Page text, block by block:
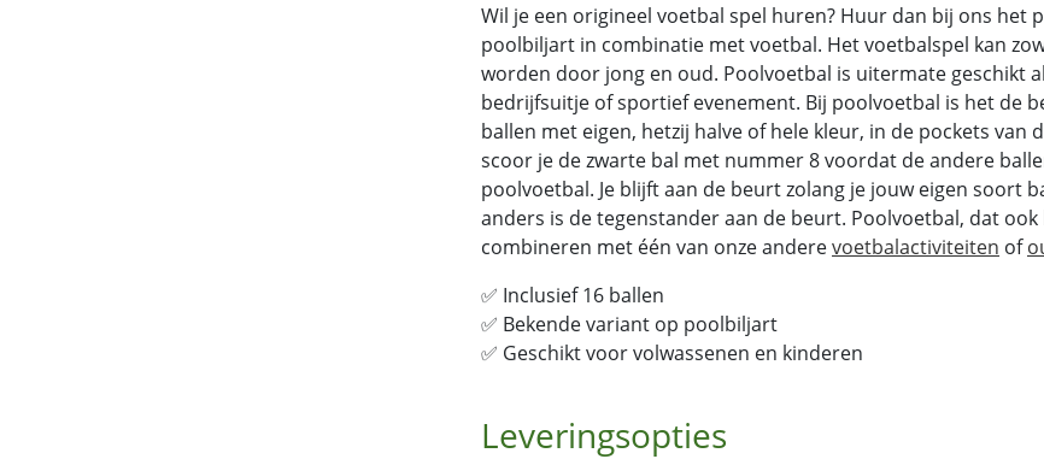
Wil je een origineel voetbal spel huren? Huur dan bij ons het
poolbiljart in combinatie met voetbal. Het voetbalspel kan
worden door jong en oud. Poolvoetbal is uitermate geschikt
bedrijfsuitje of sportief evenement. Bij poolvoetbal is het de
ballen met eigen, hetzij halve of hele kleur, in de pockets van
scoor je de zwarte bal met nummer 8 voordat de andere
poolvoetbal. Je blijft aan de beurt zolang je jouw eigen soort
anders is de tegenstander aan de beurt. Poolvoetbal, dat
combineren met één van onze anderevoetbalactiviteiten of
✅ Inclusief 16 ballen
✅ Bekende variant op poolbiljart
✅ Geschikt voor volwassenen en kinderen
Leveringsopties